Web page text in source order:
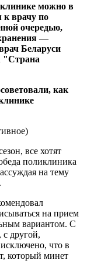
можно в
к врачу по
очередью,
—
Беларуси
"Страна
все хотят
поликлиника
на тему
на прием
вариантом. С
другой,
что в
который минет